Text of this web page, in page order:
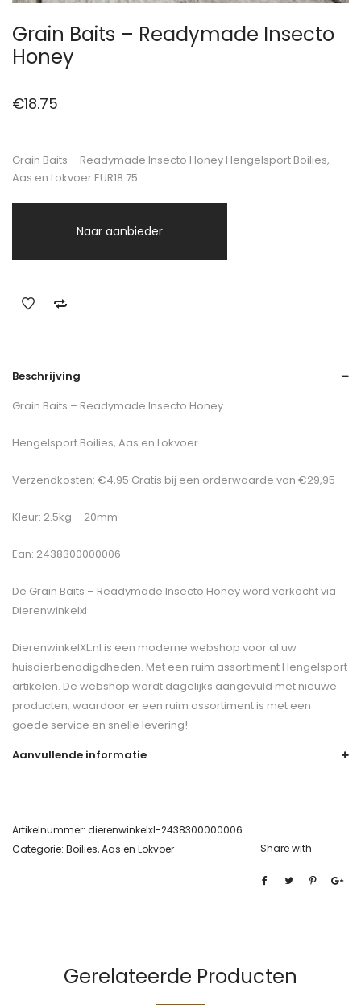
Grain Baits – Readymade Insecto
Honey
€18.75
Grain Baits – Readymade Insecto Honey Hengelsport Boilies,
Aas en Lokvoer EUR18.75
Naar aanbieder
Beschrijving
Grain Baits – Readymade Insecto Honey
Hengelsport Boilies, Aas en Lokvoer
Verzendkosten: €4,95 Gratis bij een orderwaarde van €29,95
Kleur: 2.5kg – 20mm
Ean: 2438300000006
De Grain Baits – Readymade Insecto Honeyword verkocht via
Dierenwinkelxl
DierenwinkelXL.nl is een moderne webshop voor al uw
huisdierbenodigdheden. Met een ruim assortiment Hengelsport
artikelen. De webshop wordt dagelijks aangevuld met nieuwe
producten, waardoor er een ruim assortiment is met een
goede service en snelle levering!
Aanvullende informatie
Artikelnummer: dierenwinkelxl-2438300000006
Categorie: Boilies, Aas en Lokvoer Share with
Gerelateerde Producten